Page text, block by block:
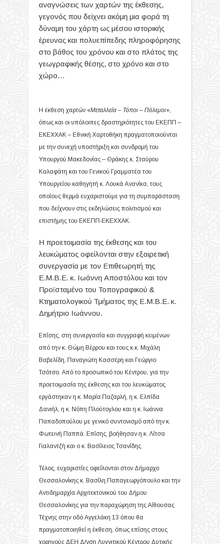
αναγνώσεις των χαρτών της έκθεσης,
γεγονός που δείχνει ακόμη μια φορά τη
δύναμη του χάρτη ως μέσου ιστορικής
έρευνας και πολυεπίπεδης πληροφόρησης
στο βάθος του χρόνου και στο πλάτος της
γεωγραφικής θέσης, στο χρόνο και στο
χώρο…
Η έκθεση χαρτών «Μεταλλεία – Τόποι – Πόλεμοι»,
όπως και οι υπόλοιπες δραστηριότητες του ΕΚΕΠΠ –
ΕΚΕΧΧΑΚ – Εθνική Χαρτοθήκη πραγματοποιούνται
με την συνεχή υποστήριξη και συνδρομή του
Υπουργού Μακεδονίας – Θράκης κ. Σταύρου
Καλαφάτη και του Γενικού Γραμματέα του
Υπουργείου καθηγητή κ. Λουκά Ανανίκα, τους
οποίους θερμά ευχαριστούμε για τη συμπαράσταση
που δείχνουν στις εκδηλώσεις πολιτισμού και
επιστήμης του ΕΚΕΠΠ-ΕΚΕΧΧΑΚ.
Η προετοιμασία της έκθεσης και του
λευκώματος οφείλονται στην εξαιρετική
συνεργασία με τον Επιθεωρητή της
Ε.Μ.Β.Ε. κ. Ιωάννη Αποστόλου και τον
Προϊσταμένο του Τοπογραφικού &
Κτηματολογικού Τμήματος της Ε.Μ.Β.Ε. κ.
Δημήτριο Ιωάννου.
Επίσης, στη συνεργασία και συγγραφή κειμένων
από την κ. Θώμη Βέρρου και τους κ.κ. Μιχάλη
Βαβελίδη, Παναγιώτη Κασσέρη και Γεώργιο
Τσότσο. Από το προσωπικό του Κέντρου, για την
προετοιμασία της έκθεσης και του λευκώματος
εργάστηκαν η κ. Μαρία Παζαρλή, η κ. Ελπίδα
Δανιήλ, η κ. Νόπη Πλούτογλου και η κ. Ιωάννα
Παπαδοπούλου με γενικό συντονισμό από την κ.
Φωτεινή Παππά. Επίσης, βοήθησαν η κ. Λίτσα
Γιαλαντζή και ο κ. Βασίλειος Τσανίδης.
Τέλος, ευχαριστίες οφείλονται στον Δήμαρχο
Θεσσαλονίκης κ. Βασίλη Παπαγεωργόπουλο και την
Αντιδημαρχία Αρχιτεκτονικού του Δήμου
Θεσσαλονίκης για την παραχώρηση της Αίθουσας
Τέχνης στην οδό Αγγελάκη 13 όπου θα
πραγματοποιηθεί η έκθεση, όπως επίσης στους
χορηγούς ΔΕΗ Δ/νση Λυγνιτικού Κέντρου Δυτικής